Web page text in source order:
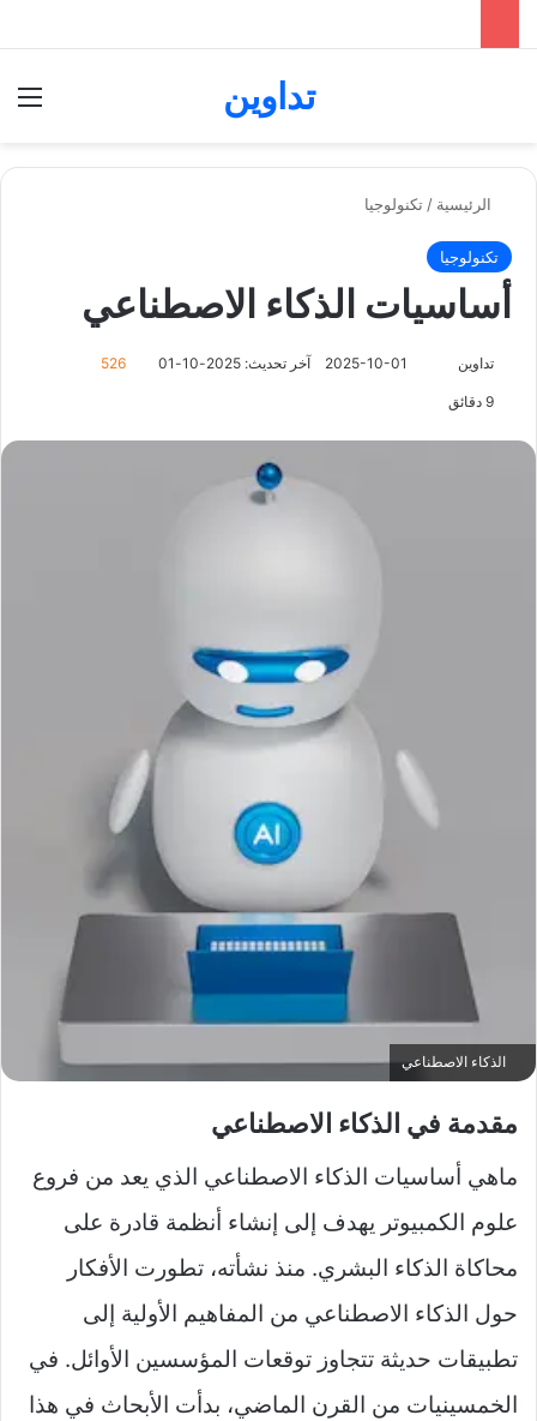
تداوين
الرئيسية / تكنولوجيا
تكنولوجيا
أساسيات الذكاء الاصطناعي
تداوين 2025-10-01 آخر تحديث: 2025-10-01 526
الذكاء الاصطناعي
مقدمة في الذكاء الاصطناعي
ماهي أساسيات الذكاء الاصطناعي الذي يعد من فروع
علوم الكمبيوتر يهدف إلى إنشاء أنظمة قادرة على
محاكاة الذكاء البشري. منذ نشأته، تطورت الأفكار
حول الذكاء الاصطناعي من المفاهيم الأولية إلى
تطبيقات حديثة تتجاوز توقعات المؤسسين الأوائل. في
الخمسينيات من القرن الماضي، بدأت الأبحاث في هذا